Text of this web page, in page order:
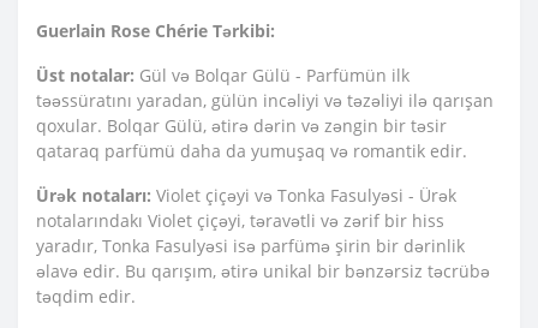
Guerlain Rose Chérie Tərkibi:
Üst notalar: Gül və Bolqar Gülü - Parfümün ilk
təəssüratını yaradan, gülün incəliyi və təzəliyi ilə qarışan
qoxular. Bolqar Gülü, ətirə dərin və zəngin bir təsir
qataraq parfümü daha da yumuşaq və romantik edir.
Ürək notaları: Violet çiçəyi və Tonka Fasulyəsi - Ürək
notalarındakı Violet çiçəyi, təravətli və zərif bir hiss
yaradır, Tonka Fasulyəsi isə parfümə şirin bir dərinlik
əlavə edir. Bu qarışım, ətirə unikal bir bənzərsiz təcrübə
təqdim edir.